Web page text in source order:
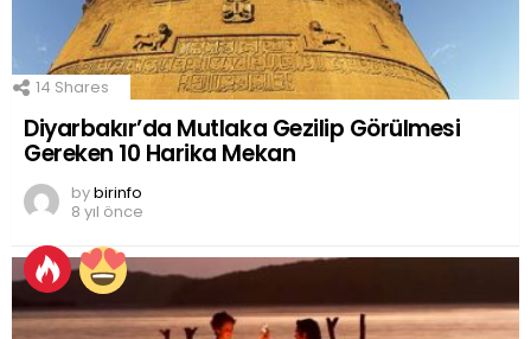
14 Shares
Diyarbakır’da Mutlaka Gezilip Görülmesi
Gereken 10 Harika Mekan
bybirinfo
8 yıl önce